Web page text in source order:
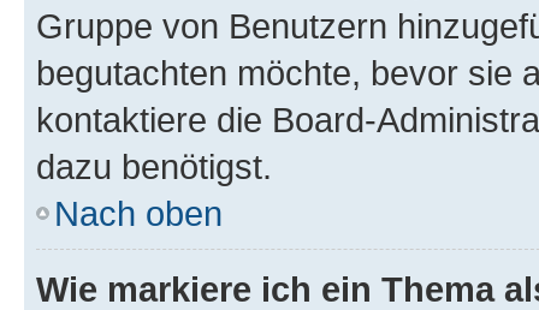
Gruppe von Benutzern
begutachten möchte, bevor sie
kontaktiere die Board-
dazu benötigst.
Nach oben
Wie markiere ich ein Thema